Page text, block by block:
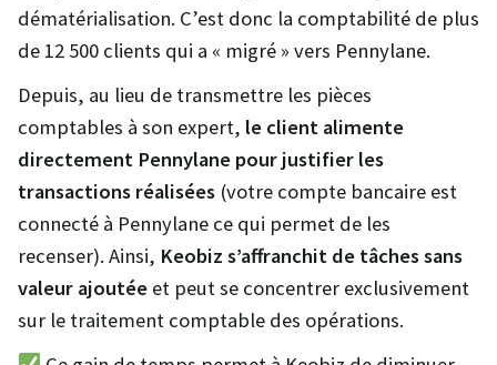
dématérialisation. C’est donc la comptabilité de plus
de 12 500 clients qui a « migré » vers Pennylane.
Depuis, au lieu de transmettre les pièces
comptables à son expert, le client alimente
directement Pennylane pour justifier les
transactions réalisées (votre compte bancaire est
connecté à Pennylane ce qui permet de les
recenser). Ainsi, Keobiz s’affranchit de tâches sans
valeur ajoutée et peut se concentrer exclusivement
sur le traitement comptable des opérations.